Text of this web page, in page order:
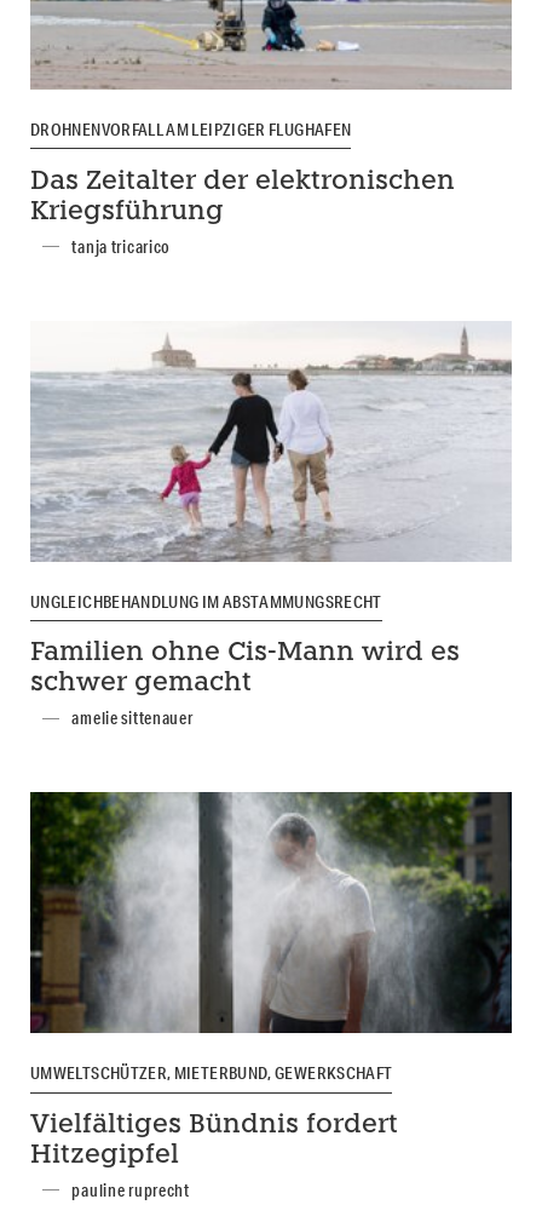
DROHNENVORFALL AM LEIPZIGER FLUGHAFEN
Das Zeitalter der elektronischen
Kriegsführung
tanja tricarico
UNGLEICHBEHANDLUNG IM ABSTAMMUNGSRECHT
Familien ohne Cis-Mann wird es
schwer gemacht
amelie sittenauer
UMWELTSCHÜTZER, MIETERBUND, GEWERKSCHAFT
Vielfältiges Bündnis fordert
Hitzegipfel
pauline ruprecht